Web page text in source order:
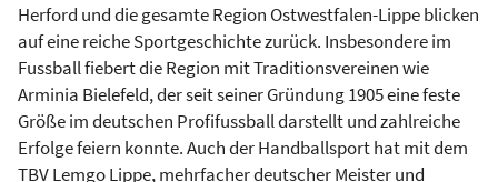
Herford und die gesamte Region Ostwestfalen-Lippe blicken
auf eine reiche Sportgeschichte zurück. Insbesondere im
Fussball fiebert die Region mit Traditionsvereinen wie
Arminia Bielefeld, der seit seiner Gründung 1905 eine feste
Größe im deutschen Profifussball darstellt und zahlreiche
Erfolge feiern konnte. Auch der Handballsport hat mit dem
TBV Lemgo Lippe, mehrfacher deutscher Meister und